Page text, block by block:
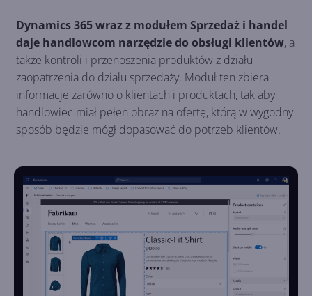
Dynamics 365 wraz z modułem Sprzedaż i handel
daje handlowcom narzędzie do obsługi klientów, a
także kontroli i przenoszenia produktów z działu
zaopatrzenia do działu sprzedaży. Moduł ten zbiera
informacje zarówno o klientach i produktach, tak aby
handlowiec miał pełen obraz na ofertę, którą w wygodny
sposób będzie mógł dopasować do potrzeb klientów.